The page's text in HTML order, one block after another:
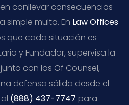
conllevar consecuencias
simple multa. En Law Offices
que cada situación es
y Fundador, supervisa la
con los Of Counsel,
defensa sólida desde el
(888) 437-7747 para